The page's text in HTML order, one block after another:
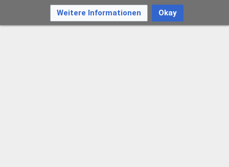
Weitere Informationen Okay